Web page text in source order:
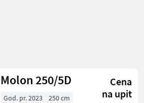
Molon 250/5D
Cena
na upit
God. pr. 2023 250 cm